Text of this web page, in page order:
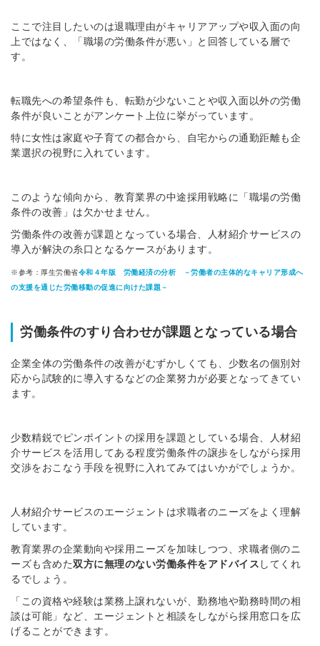
ここで注目したいのは退職理由がキャリアアップや収入面の向
上ではなく、「職場の労働条件が悪い」と回答している層で
す。
転職先への希望条件も、転勤が少ないことや収入面以外の労働
条件が良いことがアンケート上位に挙がっています。
特に女性は家庭や子育ての都合から、自宅からの通勤距離も企
業選択の視野に入れています。
このような傾向から、教育業界の中途採用戦略に「職場の労働
条件の改善」は欠かせません。
労働条件の改善が課題となっている場合、人材紹介サービスの
導入が解決の糸口となるケースがあります。
※参考：厚生労働省令和４年版 労働経済の分析 －労働者の主体的なキャリア形成へ
の支援を通じた労働移動の促進に向けた課題－
労働条件のすり合わせが課題となっている場合
企業全体の労働条件の改善がむずかしくても、少数名の個別対
応から試験的に導入するなどの企業努力が必要となってきてい
ます。
少数精鋭でピンポイントの採用を課題としている場合、人材紹
介サービスを活用してある程度労働条件の譲歩をしながら採用
交渉をおこなう手段を視野に入れてみてはいかがでしょうか。
人材紹介サービスのエージェントは求職者のニーズをよく理解
しています。
教育業界の企業動向や採用ニーズを加味しつつ、求職者側のニ
ーズも含めた双方に無理のない労働条件をアドバイス してくれ
るでしょう。
「この資格や経験は業務上譲れないが、勤務地や勤務時間の相
談は可能」など、エージェントと相談をしながら採用窓口を広
げることができます。